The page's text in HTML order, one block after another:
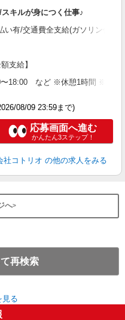
キルが身につく仕事♪
有/交通費全支給(ガソリン代含
支給】
〜18:00 など ※休憩1時間 ※週3
08/09 23:59まで)
応募画面へ進む
かんたん3ステップ！
社コトリオ の他の求人をみる
へ
再検索
見る